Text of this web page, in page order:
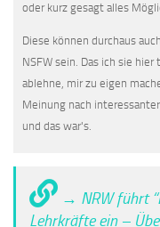
oder kurz gesagt alles
Diese können durchaus
NSFW sein. Das ich sie
ablehne, mir zu eigen
Meinung nach
und das war's.
→ NRW führt
Lehrkräfte ein –